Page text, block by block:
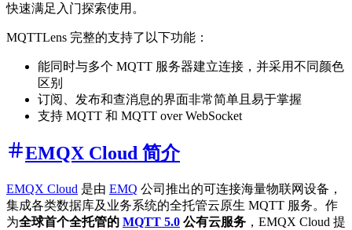
快速满足入门探索使用。
MQTTLens 完整的支持了以下功能：
能同时与多个 MQTT 服务器建立连接，并采用不同颜色
区别
订阅、发布和查消息的界面非常简单且易于掌握
支持 MQTT 和 MQTT over WebSocket
EMQX Cloud 简介
EMQX Cloud 是由 EMQ 公司推出的可连接海量物联网设备，
集成各类数据库及业务系统的全托管云原生 MQTT 服务。作
为全球首个全托管的 MQTT 5.0 公有云服务 ，EMQX Cloud 提